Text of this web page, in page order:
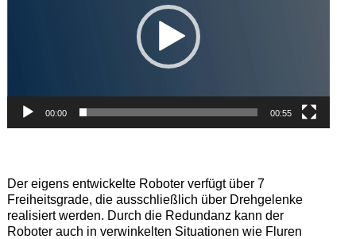
00:00 00:55
Der eigens entwickelte Roboter verfügt über 7
Freiheitsgrade, die ausschließlich über Drehgelenke
realisiert werden. Durch die Redundanz kann der
Roboter auch in verwinkelten Situationen wie Fluren